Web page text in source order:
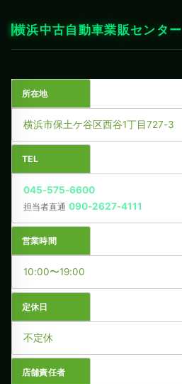
横浜中古自動車業販センター
所在地
横浜市保土ケ谷区西谷1丁目727-3
TEL
045-575-6600
担当者直通 090-2627-4111
営業時間
10:00〜19:00
定休日
不定休
店舗責任者